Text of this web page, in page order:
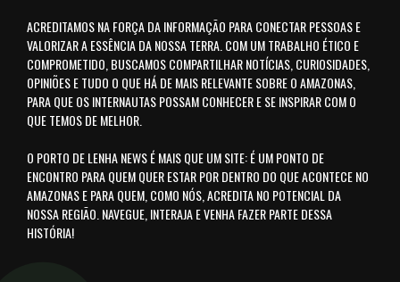
ACREDITAMOS NA FORÇA DA INFORMAÇÃO PARA CONECTAR PESSOAS E
VALORIZAR A ESSÊNCIA DA NOSSA TERRA. COM UM TRABALHO ÉTICO E
COMPROMETIDO, BUSCAMOS COMPARTILHAR NOTÍCIAS, CURIOSIDADES,
OPINIÕES E TUDO O QUE HÁ DE MAIS RELEVANTE SOBRE O AMAZONAS,
PARA QUE OS INTERNAUTAS POSSAM CONHECER E SE INSPIRAR COM O
QUE TEMOS DE MELHOR.
O PORTO DE LENHA NEWS É MAIS QUE UM SITE: É UM PONTO DE
ENCONTRO PARA QUEM QUER ESTAR POR DENTRO DO QUE ACONTECE NO
AMAZONAS E PARA QUEM, COMO NÓS, ACREDITA NO POTENCIAL DA
NOSSA REGIÃO. NAVEGUE, INTERAJA E VENHA FAZER PARTE DESSA
HISTÓRIA!